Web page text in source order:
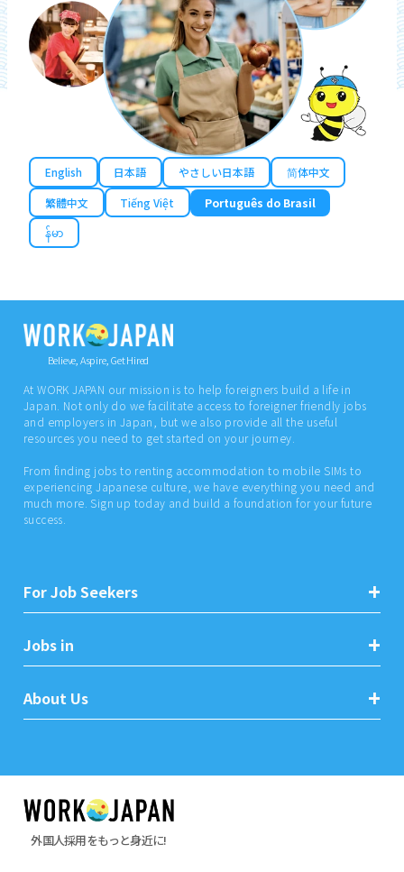
English 日本語 やさしい日本語
简体中文
繁體中文
Tiếng Việt
Português do Brasil
န်မာ
Believe, Aspire, Get Hired
At WORK JAPAN our mission is to help foreigners build a life in
Japan. Not only do we facilitate access to foreigner friendly jobs
and employers in Japan, but we also provide all the useful
resources you need to get started on your journey.
From finding jobs to renting accommodation to mobile SIMs to
experiencing Japanese culture, we have everything you need and
much more. Sign up today and build a foundation for your future
success.
For Job Seekers
Jobs in
About Us
外国人採用をもっと身近に!